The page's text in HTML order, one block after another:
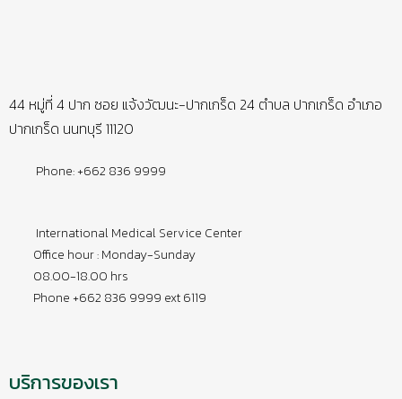
44 หมู่ที่ 4 ปาก ซอย แจ้งวัฒนะ-ปากเกร็ด 24 ตำบล ปากเกร็ด อำเภอ
ปากเกร็ด นนทบุรี 11120
Phone: +662 836 9999
International Medical Service Center
Office hour : Monday-Sunday
08.00-18.00 hrs
Phone +662 836 9999 ext 6119
บริการของเรา